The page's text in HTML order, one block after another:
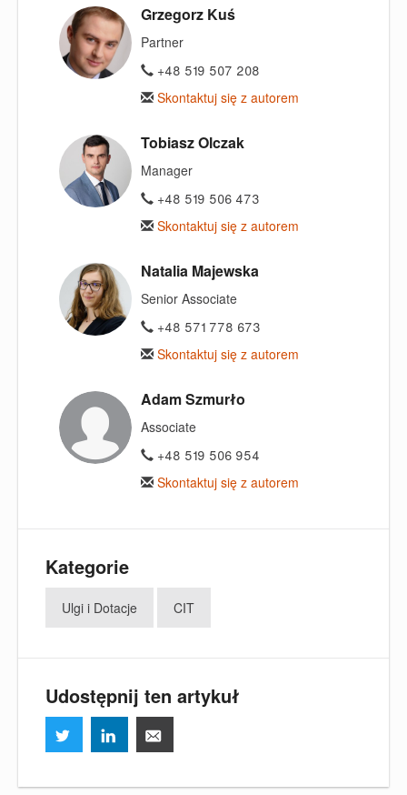
Grzegorz Kuś
Partner
+48 519 507 208
Skontaktuj się z autorem
Tobiasz Olczak
Manager
+48 519 506 473
Skontaktuj się z autorem
Natalia Majewska
Senior Associate
+48 571 778 673
Skontaktuj się z autorem
Adam Szmurło
Associate
+48 519 506 954
Skontaktuj się z autorem
Kategorie
Ulgi i Dotacje CIT
Udostępnij ten artykuł